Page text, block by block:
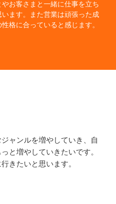
お客さまと一緒に仕事を立ち
ます。また営業は頑張った成
格に合っていると感じます。
ャンルを増やしていき、自
と増やしていきたいです。
きたいと思います。